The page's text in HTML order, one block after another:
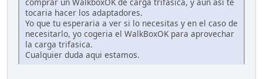
tocaria hacer los adaptadores.
Yo que tu esperaria a ver si lo necesitas y en el caso de
necesitarlo, yo cogeria el WalkBoxOK para aprovechar
la carga trifasica.
Cualquier duda aqui estamos.